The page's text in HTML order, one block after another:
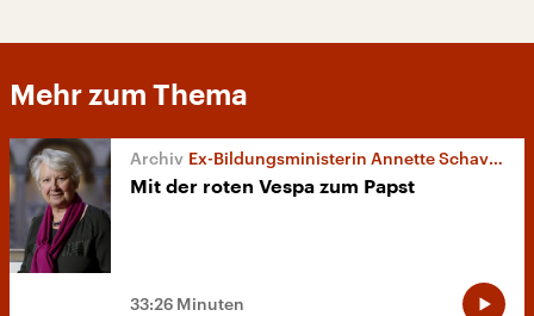
Mehr zum Thema
Ex-Bildungsministerin Annette Schavan
Mit der roten Vespa zum Papst
33:26 Minuten